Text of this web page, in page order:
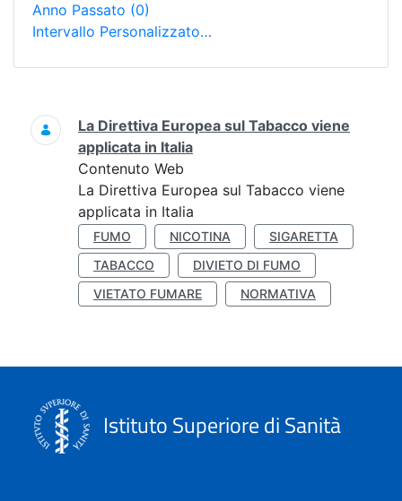
Anno Passato (0)
Intervallo Personalizzato…
Ricerca
La Direttiva Europea sul Tabacco viene
applicata in Italia
Contenuto Web
La Direttiva Europea sul Tabacco viene
applicata in Italia
FUMO NICOTINA
SIGARETTA
TABACCO
DIVIETO DI FUMO
VIETATO FUMARE
NORMATIVA
Istituto Superiore di Sanità